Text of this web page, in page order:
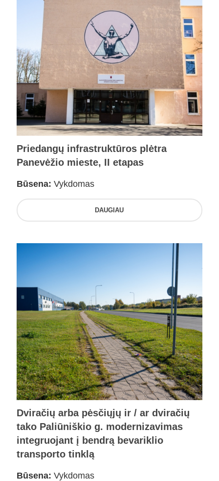
Priedangų infrastruktūros plėtra
Panevėžio mieste, II etapas
Būsena: Vykdomas
DAUGIAU
Dviračių arba pėsčiųjų ir / ar dviračių
tako Paliūniškio g. modernizavimas
integruojant į bendrą bevariklio
transporto tinklą
Būsena: Vykdomas